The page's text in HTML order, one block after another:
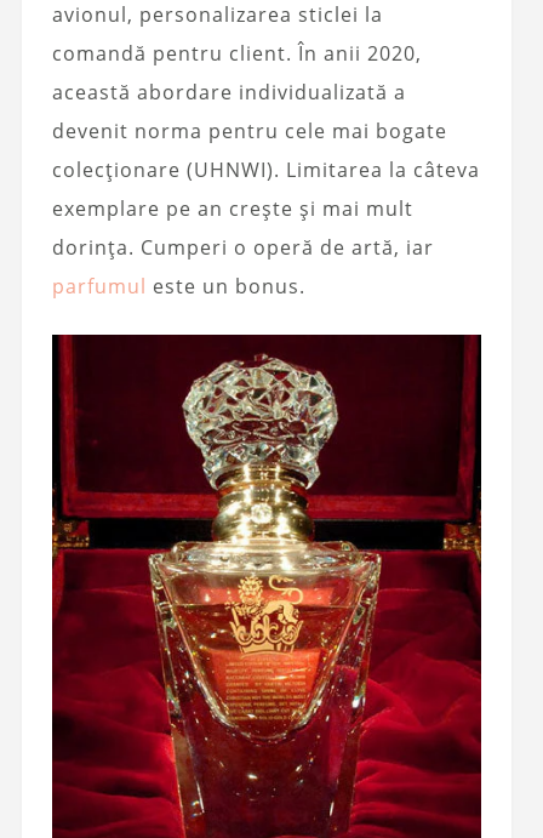
avionul, personalizarea sticlei la
comandă pentru client. În anii 2020,
această abordare individualizată a
devenit norma pentru cele mai bogate
colecționare (UHNWI). Limitarea la câteva
exemplare pe an crește și mai mult
dorința. Cumperi o operă de artă, iar
parfumul este un bonus.